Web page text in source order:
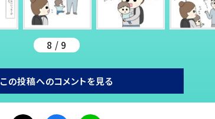
8 / 9
この投稿へのコメントを見る